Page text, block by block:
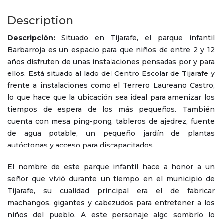
Description
Descripción: Situado en Tijarafe, el parque infantil
Barbarroja es un espacio para que niños de entre 2 y 12
años disfruten de unas instalaciones pensadas por y para
ellos. Está situado al lado del Centro Escolar de Tijarafe y
frente a instalaciones como el Terrero Laureano Castro,
lo que hace que la ubicación sea ideal para amenizar los
tiempos de espera de los más pequeños. También
cuenta con mesa ping-pong, tableros de ajedrez, fuente
de agua potable, un pequeño jardín de plantas
autóctonas y acceso para discapacitados.
El nombre de este parque infantil hace a honor a un
señor que vivió durante un tiempo en el municipio de
Tijarafe, su cualidad principal era el de fabricar
machangos, gigantes y cabezudos para entretener a los
niños del pueblo. A este personaje algo sombrío lo